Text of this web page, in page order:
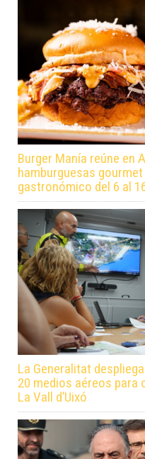
Burger Manía reúne en
hamburguesas
gastronómico del 6 al
La Generalitat
20 medios aéreos para
La Vall d’Uixó